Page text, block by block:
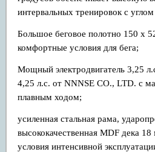
интервальных тренировок с
Большое беговое полотно 150 х
комфортные условия для бега;
Мощный электродвигатель 3,25
4,25 л.с. от NNNSE CO., LTD. с
плавным ходом;
усиленная стальная рама,
высококачественная MDF дека
условия интенсивной